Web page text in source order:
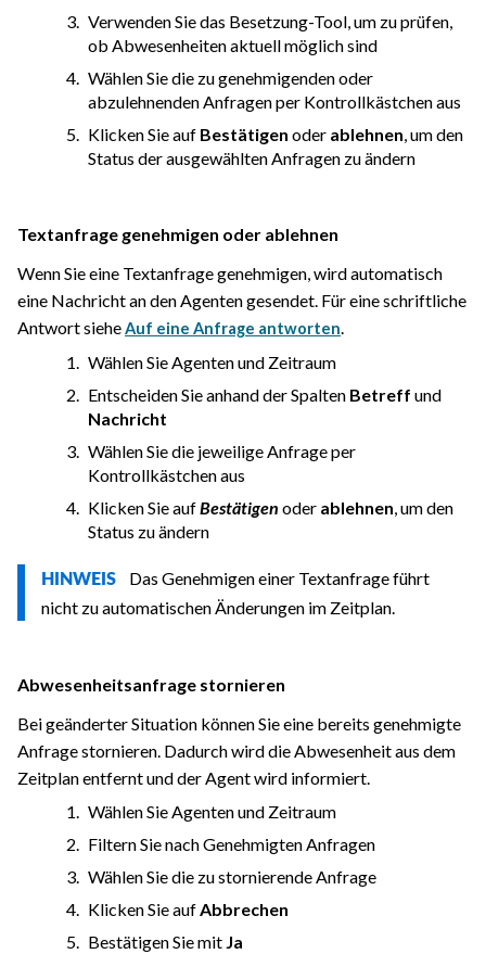
Verwenden Sie das Besetzung-Tool, um zu prüfen,
ob Abwesenheiten aktuell möglich sind
Wählen Sie die zu genehmigenden oder
abzulehnenden Anfragen per Kontrollkästchen aus
Klicken Sie auf Bestätigen oder ablehnen , um den
Status der ausgewählten Anfragen zu ändern
Textanfrage genehmigen oder ablehnen
Wenn Sie eine Textanfrage genehmigen, wird automatisch
eine Nachricht an den Agenten gesendet. Für eine schriftliche
Antwort sieheAuf eine Anfrage antworten
Wählen Sie Agenten und Zeitraum
Entscheiden Sie anhand der Spalten Betreff und
Nachricht
Wählen Sie die jeweilige Anfrage per
Kontrollkästchen aus
Klicken Sie aufBestätigen oder ablehnen , um den
Status zu ändern
HINWEIS Das Genehmigen einer Textanfrage führt
nicht zu automatischen Änderungen im Zeitplan.
Abwesenheitsanfrage stornieren
Bei geänderter Situation können Sie eine bereits genehmigte
Anfrage stornieren. Dadurch wird die Abwesenheit aus dem
Zeitplan entfernt und der Agent wird informiert.
Wählen Sie Agenten und Zeitraum
Filtern Sie nach Genehmigten Anfragen
Wählen Sie die zu stornierende Anfrage
Klicken Sie aufAbbrechen
Bestätigen Sie mit Ja